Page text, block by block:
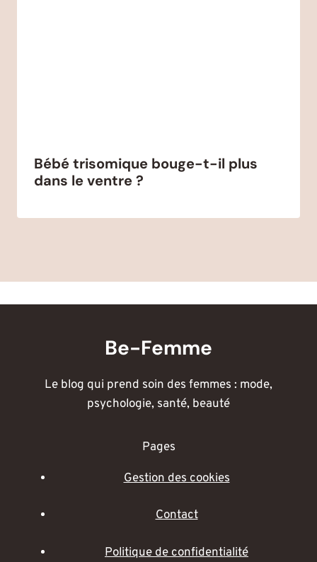
Bébé trisomique bouge-t-il plus
dans le ventre ?
Be-Femme
Le blog qui prend soin des femmes : mode,
psychologie, santé, beauté
Pages
Gestion des cookies
Contact
Politique de confidentialité